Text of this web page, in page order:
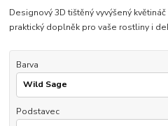
Designový 3D tištěný vyvýšený
praktický doplněk pro vaše rostliny i
Barva
Podstavec